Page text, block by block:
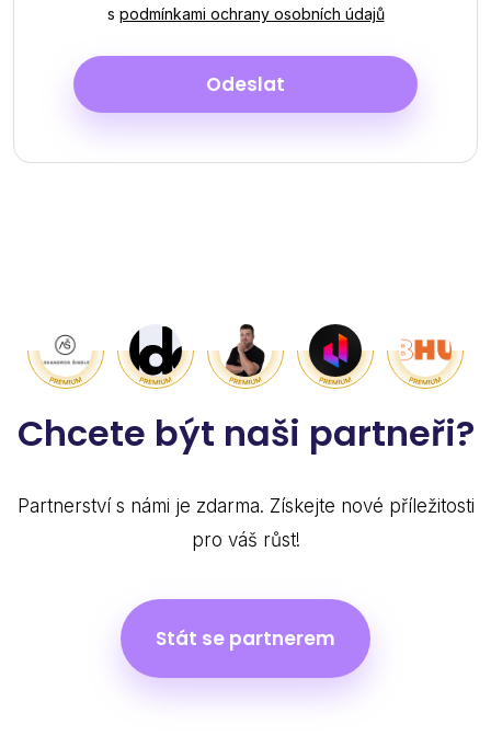
s podmínkami ochrany osobních údajů
Odeslat
Chcete být naši partneři?
Partnerství s námi je zdarma. Získejte nové příležitosti
pro váš růst!
Stát se partnerem